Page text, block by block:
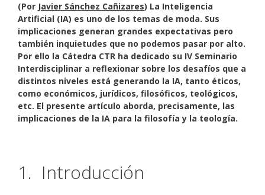
(Por Javier Sánchez Cañizares) La Inteligencia
Artificial (IA) es uno de los temas de moda. Sus
implicaciones generan grandes expectativas pero
también inquietudes que no podemos pasar por alto.
Por ello la Cátedra CTR ha dedicado su IV Seminario
Interdisciplinar a reflexionar sobre los desafíos que a
distintos niveles está generando la IA, tanto éticos,
como económicos, jurídicos, filosóficos, teológicos,
etc. El presente artículo aborda, precisamente, las
implicaciones de la IA para la filosofía y la teología.
1. Introducción